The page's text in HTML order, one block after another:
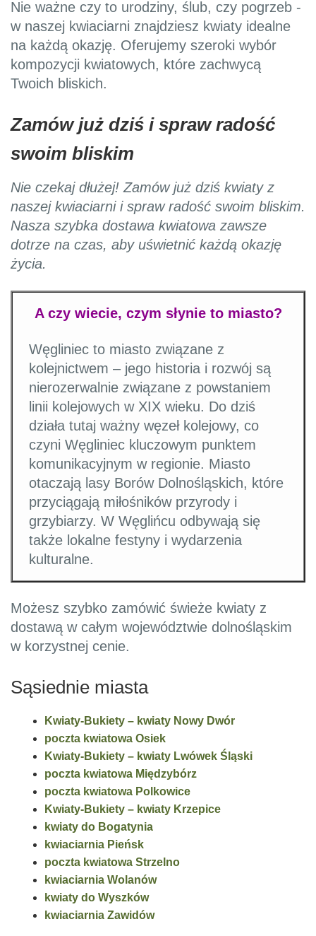
Nie ważne czy to urodziny, ślub, czy pogrzeb -
w naszej kwiaciarni znajdziesz kwiaty idealne
na każdą okazję. Oferujemy szeroki wybór
kompozycji kwiatowych, które zachwycą
Twoich bliskich.
Zamów już dziś i spraw radość
swoim bliskim
Nie czekaj dłużej! Zamów już dziś kwiaty z
naszej kwiaciarni i spraw radość swoim bliskim.
Nasza szybka dostawa kwiatowa zawsze
dotrze na czas, aby uświetnić każdą okazję
życia.
A czy wiecie, czym słynie to miasto?
Węgliniec to miasto związane z
kolejnictwem – jego historia i rozwój są
nierozerwalnie związane z powstaniem
linii kolejowych w XIX wieku. Do dziś
działa tutaj ważny węzeł kolejowy, co
czyni Węgliniec kluczowym punktem
komunikacyjnym w regionie. Miasto
otaczają lasy Borów Dolnośląskich, które
przyciągają miłośników przyrody i
grzybiarzy. W Węglińcu odbywają się
także lokalne festyny i wydarzenia
kulturalne.
Możesz szybko zamówić świeże kwiaty z
dostawą w całym województwie dolnośląskim
w korzystnej cenie.
Sąsiednie miasta
Kwiaty-Bukiety – kwiaty Nowy Dwór
poczta kwiatowa Osiek
Kwiaty-Bukiety – kwiaty Lwówek Śląski
poczta kwiatowa Międzybórz
poczta kwiatowa Polkowice
Kwiaty-Bukiety – kwiaty Krzepice
kwiaty do Bogatynia
kwiaciarnia Pieńsk
poczta kwiatowa Strzelno
kwiaciarnia Wolanów
kwiaty do Wyszków
kwiaciarnia Zawidów